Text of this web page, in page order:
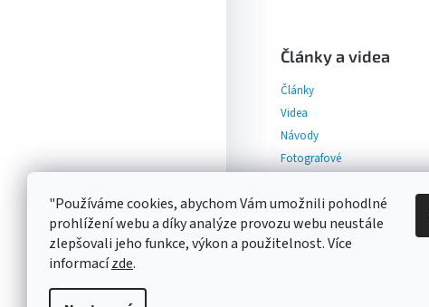
"Používáme cookies, abychom Vám umožnili pohodlné
prohlížení webu a díky analýze provozu webu neustále
zlepšovali jeho funkce, výkon a použitelnost. Více
informacízde.
Články a videa
Články
Videa
Návody
Fotografové